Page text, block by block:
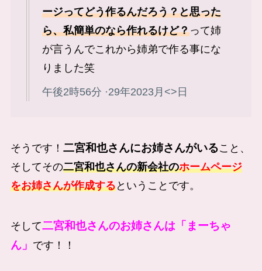
ージってどう作るんだろう？と思った
ら、私簡単のなら作れるけど？って姉
が言うんでこれから姉弟で作る事にな
りました笑
午後2時56分 ·29年2023月<>日
そうです！ 二宮和也さんにお姉さんがいること、
そしてその二宮和也さんの新会社のホームページ
をお姉さんが作成するということです。
そして二宮和也さんのお姉さんは「まーちゃ
ん」 です！！